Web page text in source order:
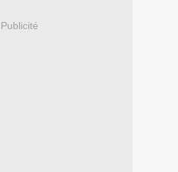
Publicité